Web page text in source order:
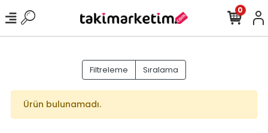
0
Filtreleme Sıralama
Ürün bulunamadı.